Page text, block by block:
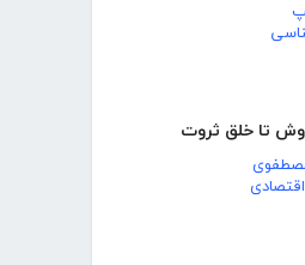
تا خلق ثروت